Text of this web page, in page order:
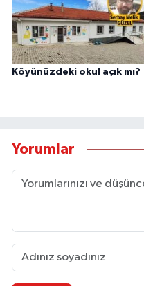
Köyünüzdeki okul açık mı?
Yorumlar